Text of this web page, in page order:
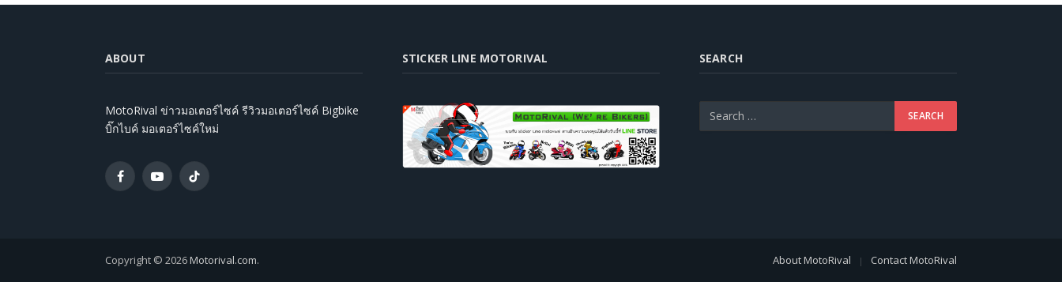
ABOUT
MotoRival ข่าวมอเตอร์ไซค์ รีวิวมอเตอร์ไซค์ Bigbike
บิ๊กไบค์ มอเตอร์ไซค์ใหม่
FacebookYouTubeTikTok
STICKER LINE MOTORIVAL SEARCH
Copyright © 2026Motorival.com. About MotoRival Contact MotoRival